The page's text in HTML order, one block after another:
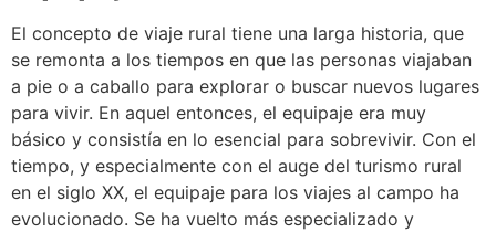
El concepto de viaje rural tiene una larga historia, que
se remonta a los tiempos en que las personas viajaban
a pie o a caballo para explorar o buscar nuevos lugares
para vivir. En aquel entonces, el equipaje era muy
básico y consistía en lo esencial para sobrevivir. Con el
tiempo, y especialmente con el auge del turismo rural
en el siglo XX, el equipaje para los viajes al campo ha
evolucionado. Se ha vuelto más especializado y